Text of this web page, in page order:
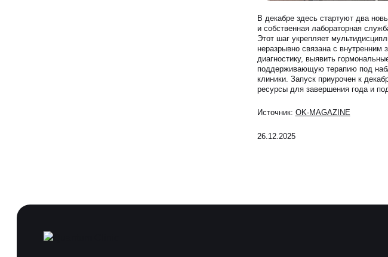
ЗАПИСАТЬСЯ
В декабре здесь стартуют два
и собственная лабораторная
Этот шаг укрепляет
неразрывно связана с внутренним
диагностику, выявить
поддерживающую терапию под
клиники. Запуск приурочен к
ресурсы для завершения года и
Источник: OK-MAGAZINE
26.12.2025